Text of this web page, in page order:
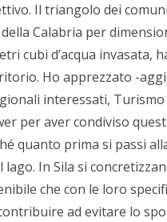
Il triangolo dei
Calabria per
cubi d’acqua invasata,
Ho apprezzato -
interessati,
per aver condiviso
quanto prima si passi
lago. In Sila si
che con le loro
ad evitare lo